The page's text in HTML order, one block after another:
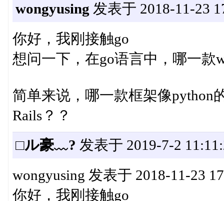
wongyusing 发表于 2018-11-23
你好，我刚接触go
想问一下，在go语言中，哪一款
简单来说，哪一款框架像python
Rails？？
□ル豪﹏? 发表于 2019-7-2
wongyusing 发表于 2018-11-23
你好，我刚接触go